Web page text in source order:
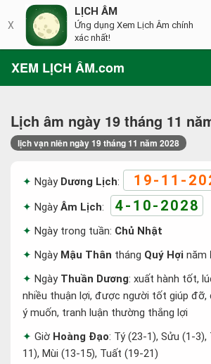
XEM LỊCH ÂM.com
Lịch âm ngày 19 tháng 11
lịch vạn niên ngày 19 tháng 11 năm 2028
Ngày Dương Lịch: 19-11-
NgàyÂm Lịch: 4-10-2028
Ngày trong tuần: Chủ Nhật
Ngày Mậu Thân tháng Quý Hợi năm
Ngày Thuần Dương: xuất hành tốt,
nhiều thuận lợi, được người tốt giúp
ý muốn, tranh luận thường thắng lợi
Giờ Hoàng Đạo: Tý (23-1), Sửu (1-
11), Mùi (13-15), Tuất (19-21)
X
LỊCH ÂM
Ứng dụng Xem Lịch Âm chính
xác nhất!